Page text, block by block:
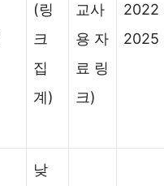
(링
크
집
계)
교사
용 자
료 링
크)
2022
2025
낮